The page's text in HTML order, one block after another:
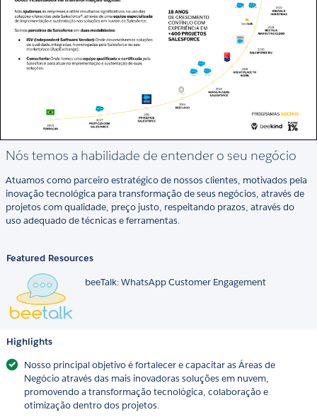
Nós temos a habilidade de entender o seu negócio
Atuamos como parceiro estratégico de nossos clientes, motivados pela
inovação tecnológica para transformação de seus negócios, através de
projetos com qualidade, preço justo, respeitando prazos, através do
uso adequado de técnicas e ferramentas.
Featured Resources
beeTalk: WhatsApp Customer Engagement
Highlights
Nosso principal objetivo é fortalecer e capacitar as Áreas de
Negócio através das mais inovadoras soluções em nuvem,
promovendo a transformação tecnológica, colaboração e
otimização dentro dos projetos.